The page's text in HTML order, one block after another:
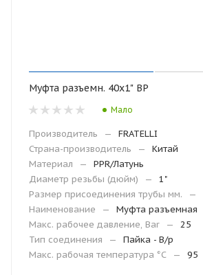
Муфта разъемн. 40х1" ВР
Мало
Производитель —
FRATELLI
Страна-производитель
—
Китай
Материал
—
PPR/Латунь
Диаметр резьбы (дюйм)
—
1"
Размер присоединения трубы мм.
—
Наименование
—
Муфта разъемная
Макс. рабочее давление, Bar
—
25
Тип соединения
—
Пайка - В/р
Макc. рабочая температура °С
— 95